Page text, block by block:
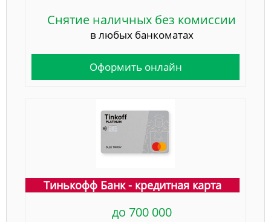
Снятие наличных без комиссии
в любых банкоматах
Оформить онлайн
Тинькофф Банк - кредитная карта
до 700 000